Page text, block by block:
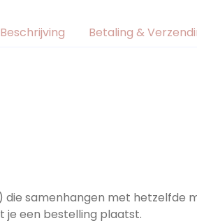
Beschrijving Betaling &
die samenhangen met
een bestelling plaatst.